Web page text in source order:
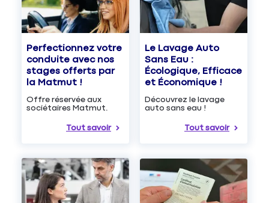
Perfectionnez votre
conduite avec nos
stages offerts par
la Matmut !
Offre réservée aux
sociétaires Matmut.
Tout savoir
Le Lavage Auto
Sans Eau :
Écologique, Efficace
et Économique !
Découvrez le lavage
auto sans eau !
Tout savoir